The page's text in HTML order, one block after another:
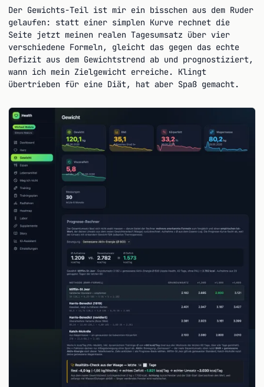
Der Gewichts-Teil ist mir ein bisschen aus dem Ruder
gelaufen: statt einer simplen Kurve rechnet die
Seite jetzt meinen realen Tagesumsatz über vier
verschiedene Formeln, gleicht das gegen das echte
Defizit aus dem Gewichtstrend ab und prognostiziert,
wann ich mein Zielgewicht erreiche. Klingt
übertrieben für eine Diät, hat aber Spaß gemacht.